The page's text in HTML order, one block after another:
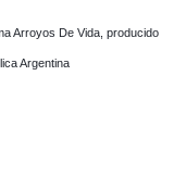
Arroyos De Vida, producido
Argentina